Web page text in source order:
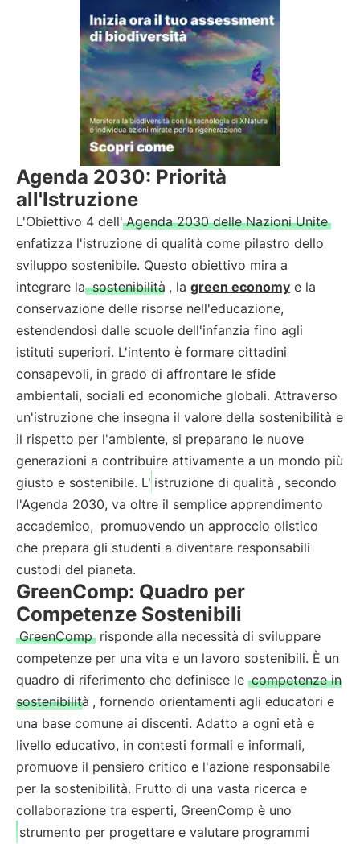
Agenda 2030: Priorità
all'Istruzione
L'Obiettivo 4 dell' Agenda 2030 delle Nazioni Unite
enfatizza l'istruzione di qualità come pilastro dello
sviluppo sostenibile. Questo obiettivo mira a
integrare la sostenibilità , la green economy e la
conservazione delle risorse nell'educazione,
estendendosi dalle scuole dell'infanzia fino agli
istituti superiori. L'intento è formare cittadini
consapevoli, in grado di affrontare le sfide
ambientali, sociali ed economiche globali. Attraverso
un'istruzione che insegna il valore della sostenibilità e
il rispetto per l'ambiente, si preparano le nuove
generazioni a contribuire attivamente a un mondo più
giusto e sostenibile. L' istruzione di qualità , secondo
l'Agenda 2030, va oltre il semplice apprendimento
accademico, promuovendo un approccio olistico
che prepara gli studenti a diventare responsabili
custodi del pianeta.
GreenComp: Quadro per
Competenze Sostenibili
GreenComp risponde alla necessità di sviluppare
competenze per una vita e un lavoro sostenibili. È un
quadro di riferimento che definisce le competenze in
sostenibilità , fornendo orientamenti agli educatori e
una base comune ai discenti. Adatto a ogni età e
livello educativo, in contesti formali e informali,
promuove il pensiero critico e l'azione responsabile
per la sostenibilità. Frutto di una vasta ricerca e
collaborazione tra esperti, GreenComp è uno
strumento per progettare e valutare programmi